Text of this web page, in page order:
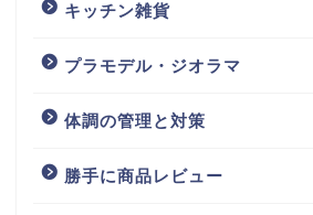
キッチン雑貨
プラモデル・ジオラマ
体調の管理と対策
勝手に商品レビュー